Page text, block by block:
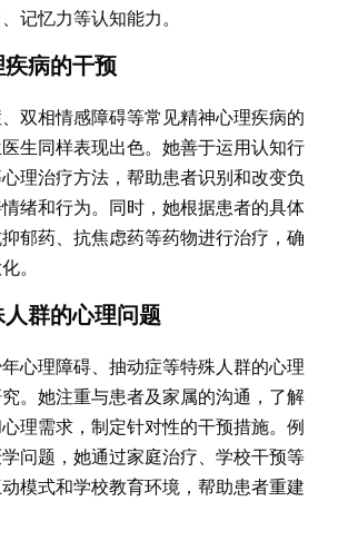
记忆力等认知能力。
疾病的干预
双相情感障碍等常见精神心理疾病的
生同样表现出色。她善于运用认知行
理治疗方法，帮助患者识别和改变负
绪和行为。同时，她根据患者的具体
郁药、抗焦虑药等药物进行治疗，确
。
群的心理问题
心理障碍、抽动症等特殊人群的心理
。她注重与患者及家属的沟通，了解
理需求，制定针对性的干预措施。例
问题，她通过家庭治疗、学校干预等
模式和学校教育环境，帮助患者重建